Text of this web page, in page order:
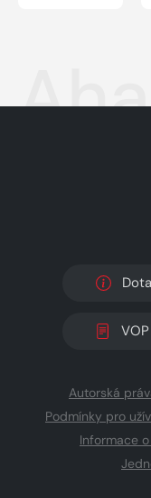
VOP
Autorská
Podmínky pro
Informace